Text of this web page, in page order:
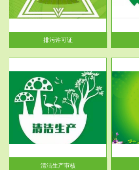
排污许可证
根据《中华人民共和国环境保护
法》第十九条 企业事业单位应
当按照...
清洁生产审核
服务范围
安全评价
安全评价安全评价目的是查找、
分析和预测工程、系统、生产经
营活...